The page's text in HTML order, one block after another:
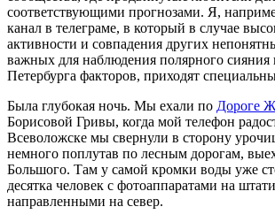
соответствующими прогнозами. Я,
канал в телеграме, в который в случае
активности и совпадения других
важных для наблюдения полярного
Петербурга факторов, приходят
Была глубокая ночь. Мы ехали по Дороге
Борисовой Гривы, когда мой телефон
Всеволожске мы свернули в сторону
немного поплутав по лесным дорогам,
Большого. Там у самой кромки воды уже
десятка человек с фотоаппаратами на
направленными на север.